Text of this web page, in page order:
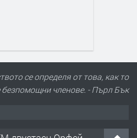
се определя от това, как то
безпомощни членове. - Пърл Бък